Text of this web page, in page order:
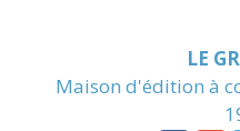
LE
Maison d'édition à